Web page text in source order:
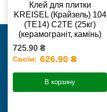
Клей для плитки
KREISEL (Крайзель) 104
(ТЕ14) С2TE (25кг)
(керамограніт, камінь)
725.90 ₴
Своїм: 626.90 ₴
В корзину